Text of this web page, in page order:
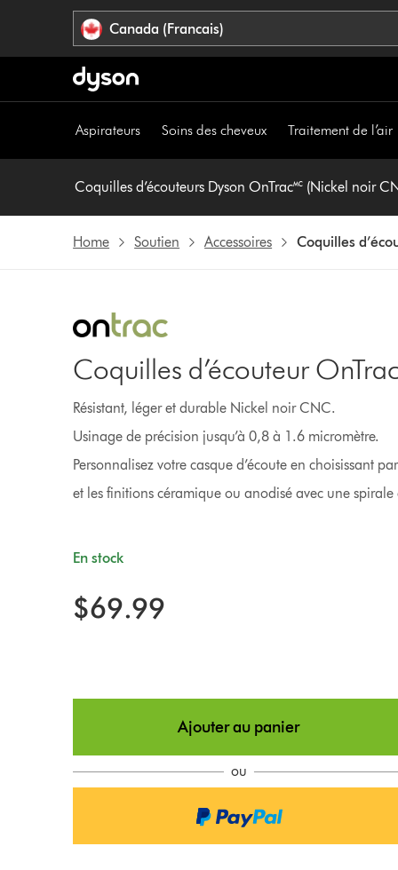
sauter
l’accessibilité
Canada (Francais)
Aspirateurs Soins des cheveux Traitement de l’air
Coquilles d’écouteurs Dyson OnTrac🅪 (Nickel noir
Home Soutien Accessoires Coquilles
Coquilles d’écouteur
Résistant, léger et durable Nickel noir CNC.
Usinage de précision jusqu’à 0,8 à 1.6 micromètre.
Personnalisez votre casque d’écoute en choisissant
et les finitions céramique ou anodisé avec une spirale
En stock
$69.99
Ajouter au panier
ou